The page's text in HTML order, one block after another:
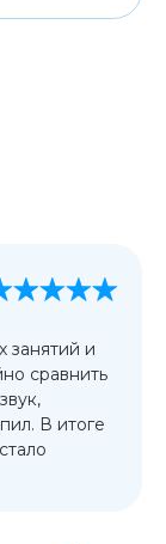
занятий и
сравнить
В итоге